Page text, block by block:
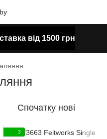
від 1500 грн
Спочатку нові
3